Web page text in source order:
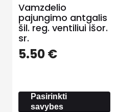
Vamzdelio
pajungimo antgalis
šil. reg. ventiliui išor.
sr.
5.50€
Pasirinkti
savybes